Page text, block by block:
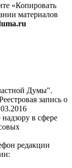
«Копировать
материалов
Думы".
запись о
в сфере
редакции